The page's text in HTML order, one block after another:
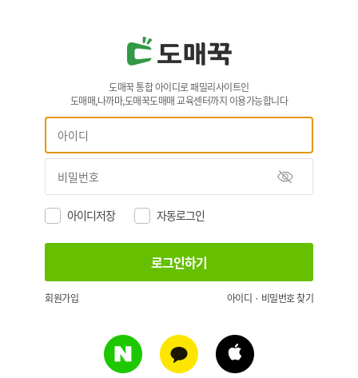
도매꾹 통합 아이디로 패밀리사이트인
도매매,나까마,도매꾹도매매 교육센터까지 이용가능합니다
아이디저장 자동로그인
회원가입 아이디 · 비밀번호 찾기